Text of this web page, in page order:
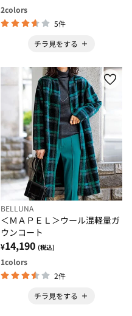
2colors
5件
チラ見をする
BELLUNA
＜ＭＡＰＥＬ＞ウール混軽量ガ
ウンコート
¥14,190 (税込)
1colors
2件
チラ見をする